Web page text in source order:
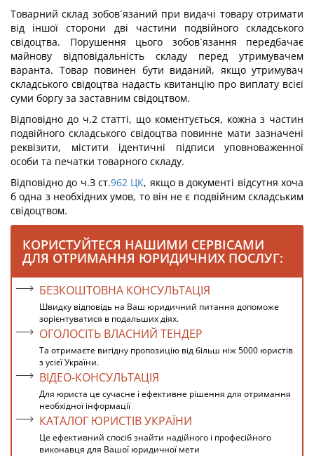
Товарний склад зобов´язаний при видачі товару отримати
від іншої сторони дві частини подвійного складського
свідоцтва. Порушення цього зобов´язання передбачає
майнову відповідальність складу перед утримувачем
варанта. Товар повинен бути виданий, якщо утримувач
складського свідоцтва надасть квитанцію про виплату всієї
суми боргу за заставним свідоцтвом.
Відповідно до ч.2 статті, що коментується, кожна з частин
подвійного складського свідоцтва повинне мати зазначені
реквізити, містити ідентичні підписи уповноваженної
особи та печатки товарного складу.
Відповідно до ч.З ст.962 ЦК, якщо в документі відсутня хоча
б одна з необхідних умов, то він не є подвійним складським
свідоцтвом.
КОРИСТУЙТЕСЯ НАШИМИ СЕРВІСАМИ
ДЛЯ ОТРИМАННЯ ЮРИДИЧНИХ ПОСЛУГ:
БЕЗКОШТОВНА КОНСУЛЬТАЦІЯ
Швидку відповідь на Ваш юридичний питання допоможе
зорієнтуватися в подальших діях.
ОГОЛОСІТЬ ВЛАСНИЙ ТЕНДЕР
Та отримаєте вигідну пропозицію від більш ніж 5000 юристів
з усієї України.
ВІДЕО-КОНСУЛЬТАЦІЯ
Для юриста це сучасне і ефективне рішення для отримання
необхідної інформації
КАТАЛОГ ЮРИСТІВ УКРАЇНИ
Це ефективний спосіб знайти надійного і професійного
виконавця для Вашої юридичної мети